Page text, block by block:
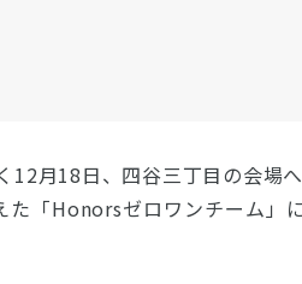
月18日、四谷三丁目の会場へ
た「Honorsゼロワンチーム」